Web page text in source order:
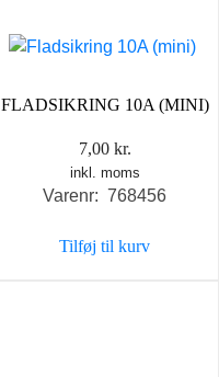
FLADSIKRING 10A (MINI)
7,00 kr.
inkl. moms
Varenr: 768456
Tilføj til kurv